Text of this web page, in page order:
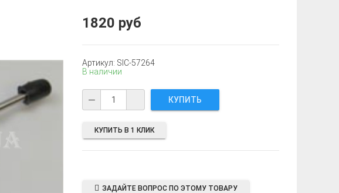
1820 руб
Артикул: SIC-57264
В наличии
КУПИТЬ В 1 КЛИК
ЗАДАЙТЕ ВОПРОС ПО ЭТОМУ ТОВАРУ